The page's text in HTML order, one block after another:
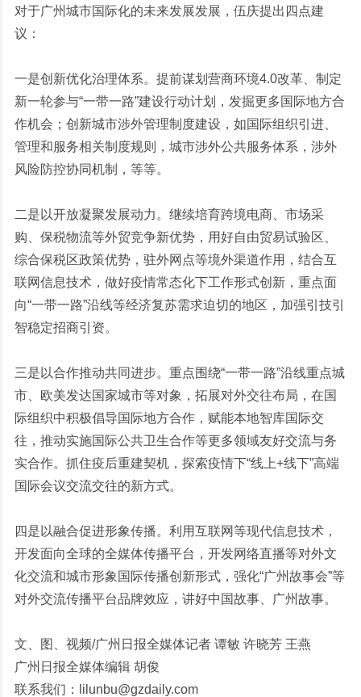
对于广州城市国际化的未来发展发展，伍庆提出四点建
议：
一是创新优化治理体系。提前谋划营商环境4.0改革、制定
新一轮参与“一带一路”建设行动计划，发掘更多国际地方合
作机会；创新城市涉外管理制度建设，如国际组织引进、
管理和服务相关制度规则，城市涉外公共服务体系，涉外
风险防控协同机制，等等。
二是以开放凝聚发展动力。继续培育跨境电商、市场采
购、保税物流等外贸竞争新优势，用好自由贸易试验区、
综合保税区政策优势，驻外网点等境外渠道作用，结合互
联网信息技术，做好疫情常态化下工作形式创新，重点面
向“一带一路”沿线等经济复苏需求迫切的地区，加强引技引
智稳定招商引资。
三是以合作推动共同进步。重点围绕“一带一路”沿线重点城
市、欧美发达国家城市等对象，拓展对外交往布局，在国
际组织中积极倡导国际地方合作，赋能本地智库国际交
往，推动实施国际公共卫生合作等更多领域友好交流与务
实合作。抓住疫后重建契机，探索疫情下“线上+线下”高端
国际会议交流交往的新方式。
四是以融合促进形象传播。利用互联网等现代信息技术，
开发面向全球的全媒体传播平台，开发网络直播等对外文
化交流和城市形象国际传播创新形式，强化“广州故事会”等
对外交流传播平台品牌效应，讲好中国故事、广州故事。
文、图、视频/广州日报全媒体记者 谭敏 许晓芳 王燕
广州日报全媒体编辑 胡俊
联系我们：lilunbu@gzdaily.com